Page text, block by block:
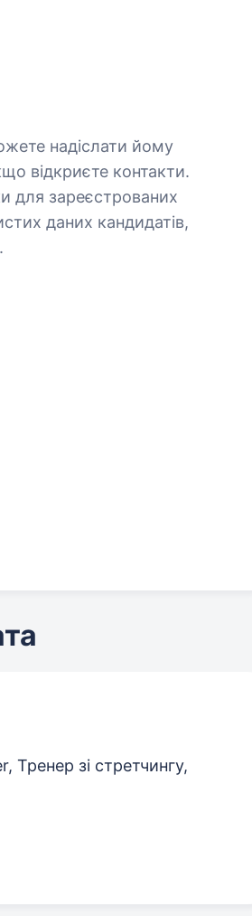
надіслати йому
відкриєте контакти.
для зареєстрованих
даних кандидатів,
.
Тренер зі стретчингу,